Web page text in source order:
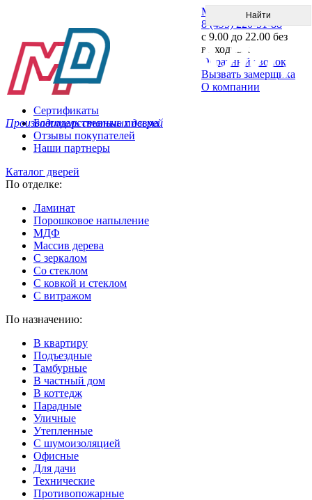
Производитель стальных дверей
Меню
8 (495) 220-51-88
с 9.00 до 22.00 без
выходных
Обратный звонок
Вызвать замерщика
О компании
Сертификаты
Благодарственные письма
Отзывы покупателей
Наши партнеры
Каталог дверей
По отделке:
Ламинат
Порошковое напыление
МДФ
Массив дерева
С зеркалом
Со стеклом
С ковкой и стеклом
С витражом
По назначению:
В квартиру
Подъездные
Тамбурные
В частный дом
В коттедж
Парадные
Уличные
Утепленные
C шумоизоляцией
Офисные
Для дачи
Технические
Противопожарные